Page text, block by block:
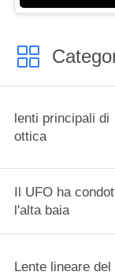
lenti principali di
ottica
Il UFO ha
l'alta baia
Lente lineare del